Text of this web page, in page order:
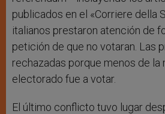
publicados en el «Corriere della
italianos prestaron atención de
petición de que no votaran. Las
rechazadas porque menos de la
electorado fue a votar.
El último conflicto tuvo lugar